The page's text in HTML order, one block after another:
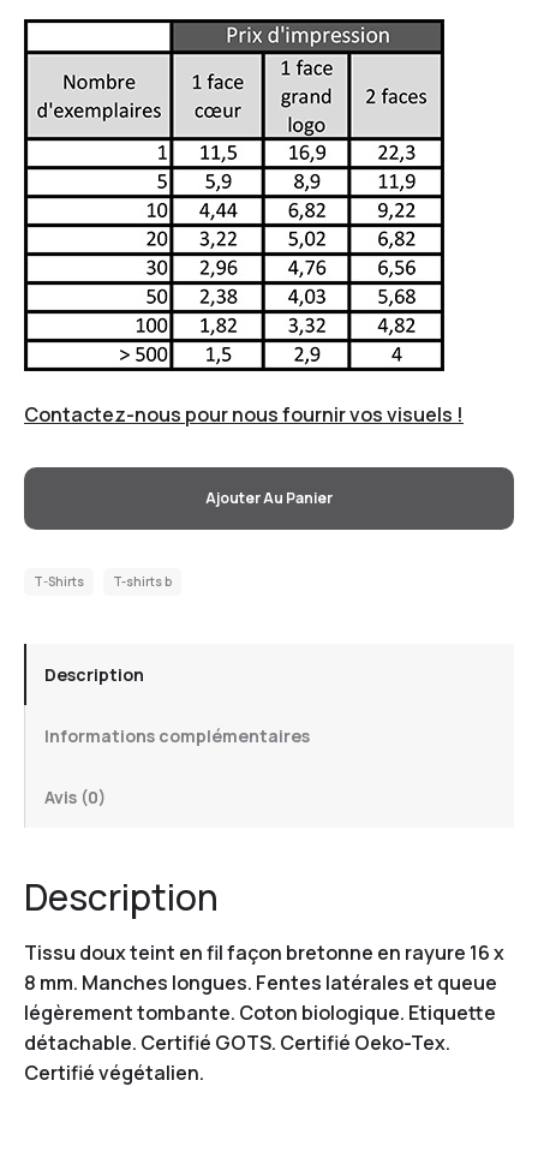
Contactez-nous pour nous fournir vos visuels !
Ajouter Au Panier
T-Shirts T-shirts b
Description
Informations complémentaires
Avis (0)
Description
Tissu doux teint en fil façon bretonne en rayure 16 x
8 mm. Manches longues. Fentes latérales et queue
légèrement tombante. Coton biologique. Etiquette
détachable. Certifié GOTS. Certifié Oeko-Tex.
Certifié végétalien.